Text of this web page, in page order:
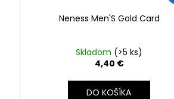
Neness Men'S Gold Card
Skladom (>5 ks)
4,40 €
DO KOŠÍKA